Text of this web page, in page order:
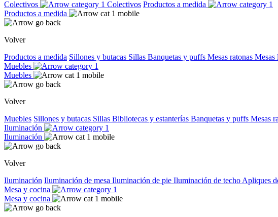
Colectivos Colectivos Productos a medida
Productos a medida
Volver
Productos a medida Sillones y butacas Sillas Banquetas y puffs Mesas ratonas Mesas
Muebles
Muebles
Volver
Muebles Sillones y butacas Sillas Bibliotecas y estanterías Banquetas y puffs Mesas
Iluminación
Iluminación
Volver
Iluminación Iluminación de mesa Iluminación de pie Iluminación de techo Apliques
Mesa y cocina
Mesa y cocina